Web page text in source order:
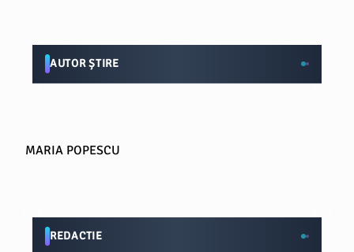
AUTOR ȘTIRE
MARIA POPESCU
REDACTIE